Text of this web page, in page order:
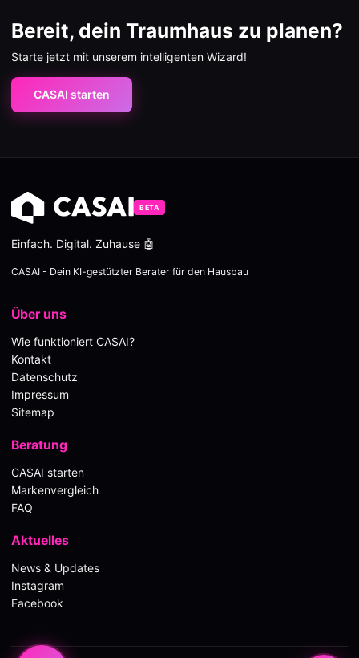
Bereit, dein Traumhaus zu planen?
Starte jetzt mit unserem intelligenten Wizard!
CASAI starten
BETA
Einfach. Digital. Zuhause 🤖
CASAI - Dein KI-gestützter Berater für den Hausbau
Über uns
Wie funktioniert CASAI?
Kontakt
Datenschutz
Impressum
Sitemap
Beratung
CASAI starten
Markenvergleich
FAQ
Aktuelles
News & Updates
Instagram
Facebook